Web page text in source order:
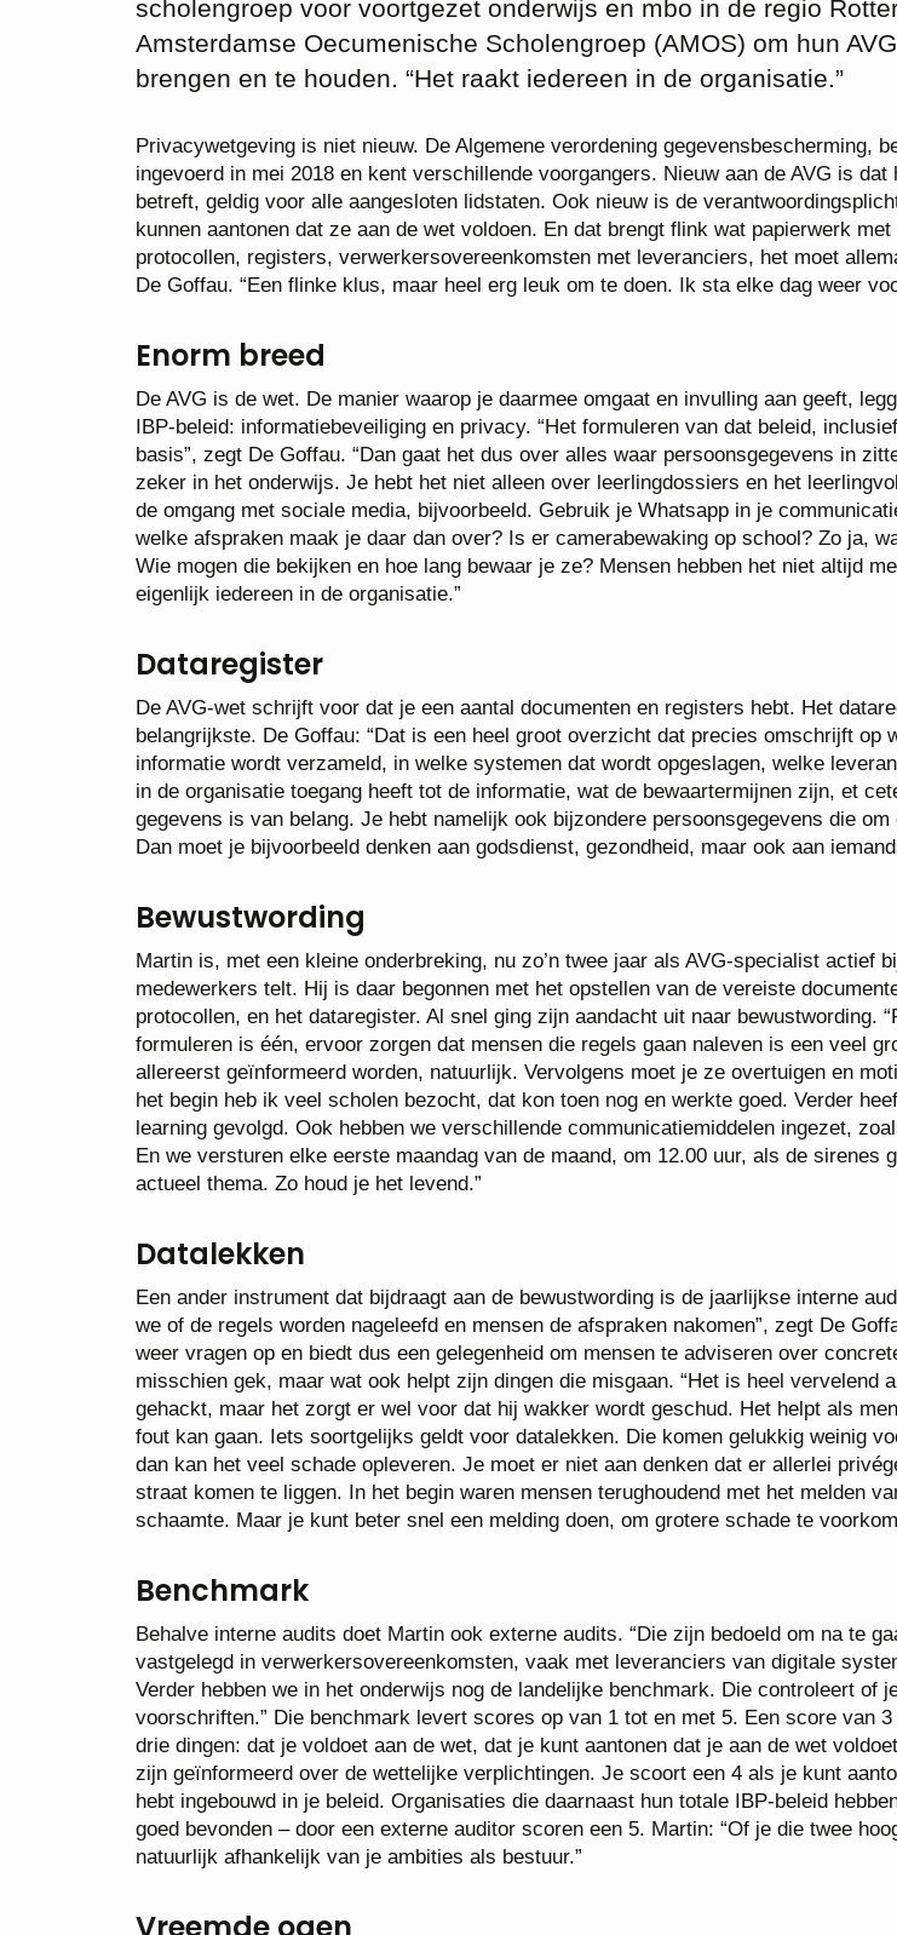
scholengroep voor voortgezet onderwijs en mbo in de regio
Amsterdamse Oecumenische Scholengroep (AMOS) om hun
brengen en te houden. “Het raakt iedereen in de organisatie.”
Privacywetgeving is niet nieuw. De Algemene verordening gegevensbescherming,
ingevoerd in mei 2018 en kent verschillende voorgangers. Nieuw aan de AVG is dat
betreft, geldig voor alle aangesloten lidstaten. Ook nieuw is de
kunnen aantonen dat ze aan de wet voldoen. En dat brengt flink wat papierwerk
protocollen, registers, verwerkersovereenkomsten met leveranciers, het moet
De Goffau. “Een flinke klus, maar heel erg leuk om te doen. Ik sta elke dag weer
Enorm breed
De AVG is de wet. De manier waarop je daarmee omgaat en invulling aan geeft,
IBP-beleid: informatiebeveiliging en privacy. “Het formuleren van dat beleid,
basis”, zegt De Goffau. “Dan gaat het dus over alles waar persoonsgegevens in
zeker in het onderwijs. Je hebt het niet alleen over leerlingdossiers en het
de omgang met sociale media, bijvoorbeeld. Gebruik je Whatsapp in je
welke afspraken maak je daar dan over? Is er camerabewaking op school? Zo ja,
Wie mogen die bekijken en hoe lang bewaar je ze? Mensen hebben het niet altijd
eigenlijk iedereen in de organisatie.”
Dataregister
De AVG-wet schrijft voor dat je een aantal documenten en registers hebt. Het
belangrijkste. De Goffau: “Dat is een heel groot overzicht dat precies omschrijft op
informatie wordt verzameld, in welke systemen dat wordt opgeslagen, welke
in de organisatie toegang heeft tot de informatie, wat de bewaartermijnen zijn, et
gegevens is van belang. Je hebt namelijk ook bijzondere persoonsgegevens die
Dan moet je bijvoorbeeld denken aan godsdienst, gezondheid, maar ook aan
Bewustwording
Martin is, met een kleine onderbreking, nu zo’n twee jaar als AVG-specialist actief
medewerkers telt. Hij is daar begonnen met het opstellen van de vereiste
protocollen, en het dataregister. Al snel ging zijn aandacht uit naar bewustwording.
formuleren is één, ervoor zorgen dat mensen die regels gaan naleven is een veel
allereerst geïnformeerd worden, natuurlijk. Vervolgens moet je ze overtuigen en
het begin heb ik veel scholen bezocht, dat kon toen nog en werkte goed. Verder
learning gevolgd. Ook hebben we verschillende communicatiemiddelen ingezet,
En we versturen elke eerste maandag van de maand, om 12.00 uur, als de sirenes
actueel thema. Zo houd je het levend.”
Datalekken
Een ander instrument dat bijdraagt aan de bewustwording is de jaarlijkse interne
we of de regels worden nageleefd en mensen de afspraken nakomen”, zegt De
weer vragen op en biedt dus een gelegenheid om mensen te adviseren over
misschien gek, maar wat ook helpt zijn dingen die misgaan. “Het is heel vervelend
gehackt, maar het zorgt er wel voor dat hij wakker wordt geschud. Het helpt als
fout kan gaan. Iets soortgelijks geldt voor datalekken. Die komen gelukkig weinig
dan kan het veel schade opleveren. Je moet er niet aan denken dat er allerlei
straat komen te liggen. In het begin waren mensen terughoudend met het melden
schaamte. Maar je kunt beter snel een melding doen, om grotere schade te
Benchmark
Behalve interne audits doet Martin ook externe audits. “Die zijn bedoeld om na te
vastgelegd in verwerkersovereenkomsten, vaak met leveranciers van digitale
Verder hebben we in het onderwijs nog de landelijke benchmark. Die controleert of
voorschriften.” Die benchmark levert scores op van 1 tot en met 5. Een score van
drie dingen: dat je voldoet aan de wet, dat je kunt aantonen dat je aan de wet
zijn geïnformeerd over de wettelijke verplichtingen. Je scoort een 4 als je kunt
hebt ingebouwd in je beleid. Organisaties die daarnaast hun totale IBP-beleid
goed bevonden – door een externe auditor scoren een 5. Martin: “Of je die twee
natuurlijk afhankelijk van je ambities als bestuur.”
Vreemde ogen